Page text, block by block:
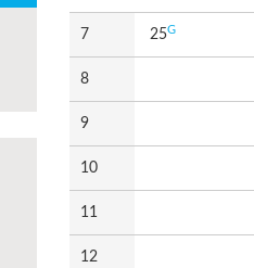
7 25G
8
9
10
11
12